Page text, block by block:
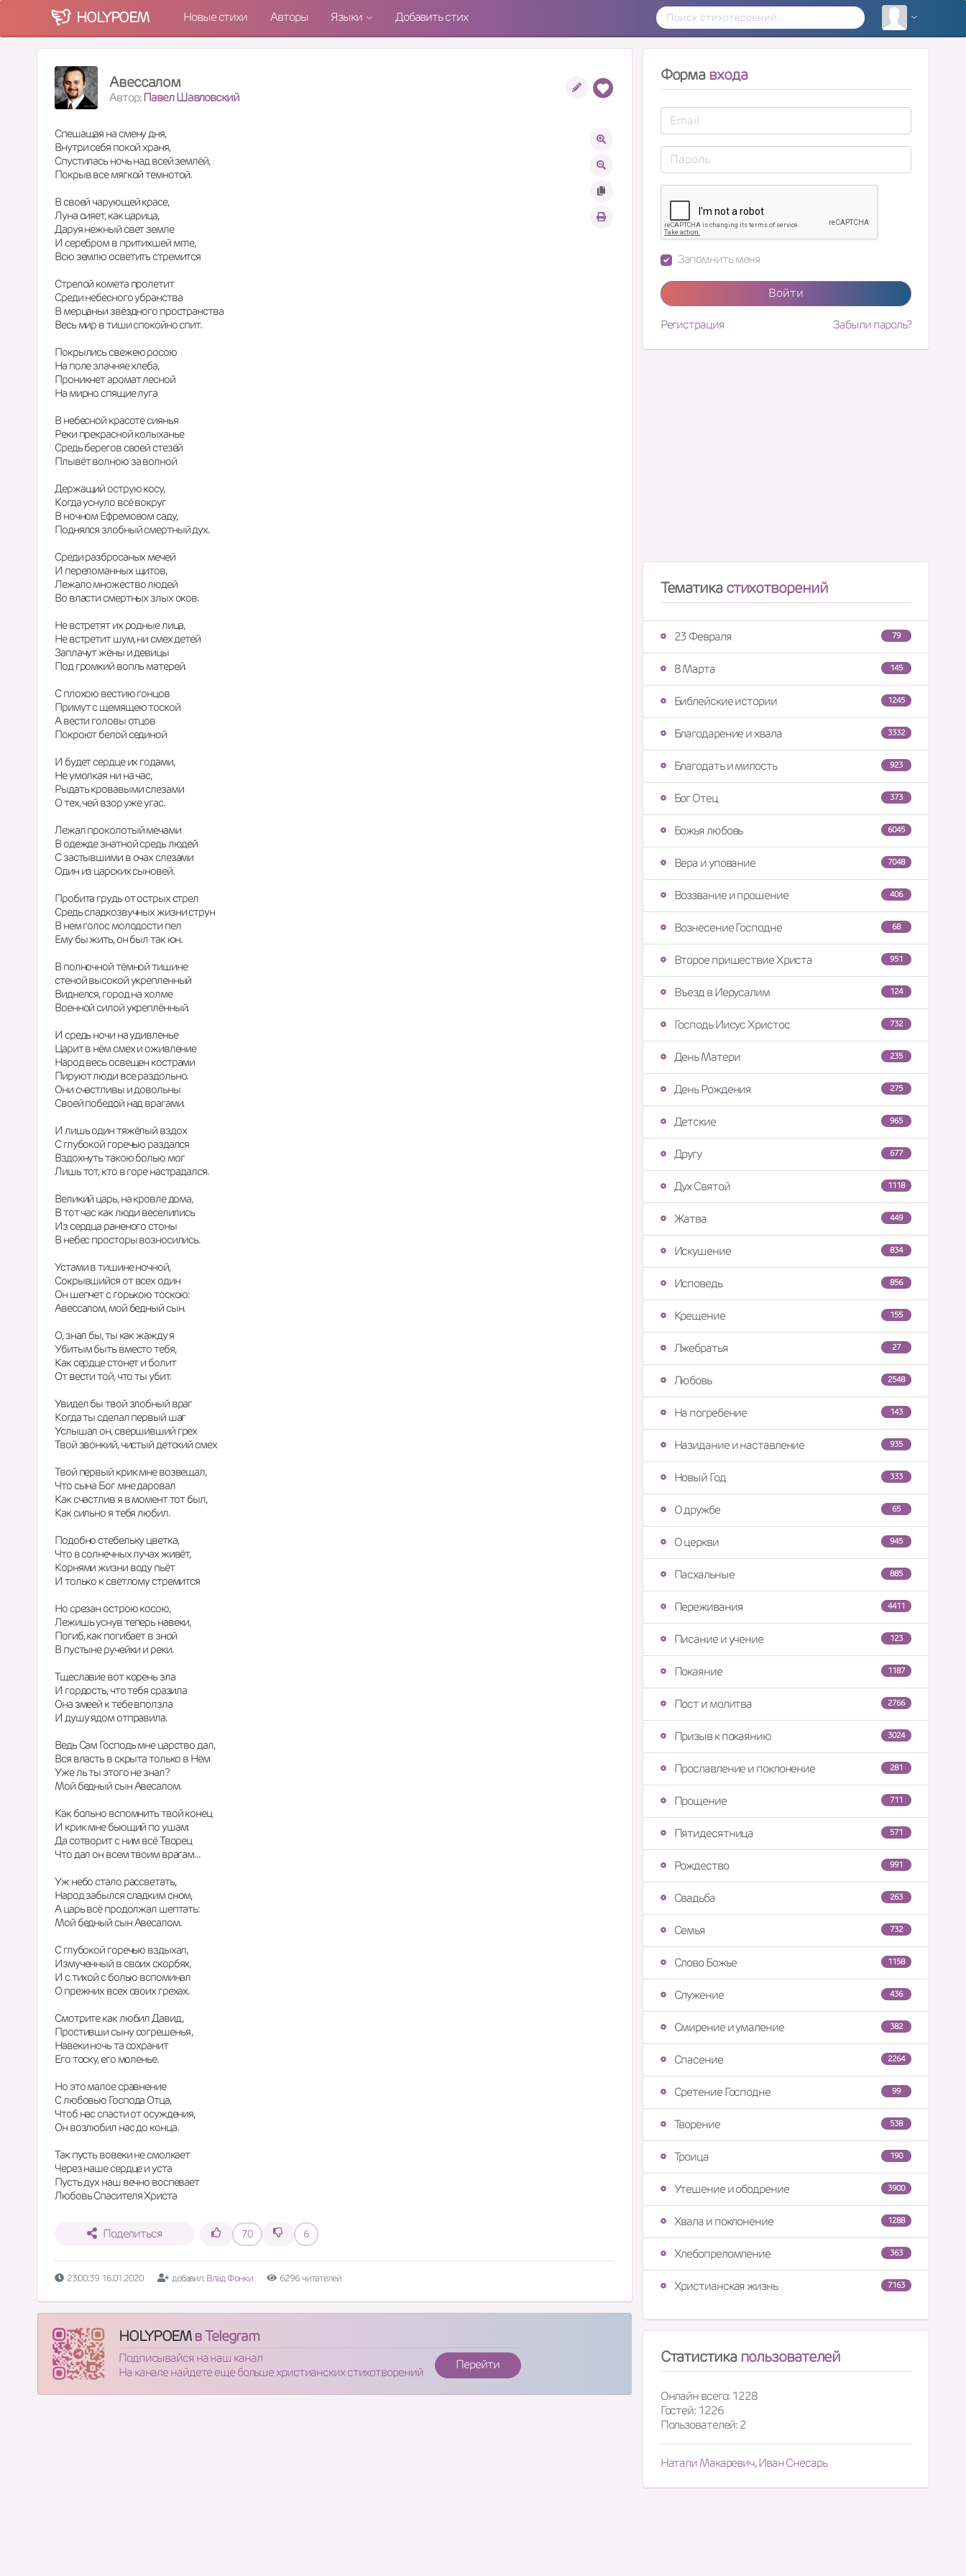
HOLYPOEM Новые стихи Авторы Языки Добавить стих
Авессалом
Автор:Павел Шавловский
Спешащая на смену дня,
Внутри себя покой храня,
Спустилась ночь над всей землёй,
Покрыв все мягкой темнотой.
В своей чарующей красе,
Луна сияет, как царица,
Даруя нежный свет земле
И серебром в притихшей мгле,
Всю землю осветить стремится
Стрелой комета пролетит
Среди небесного убранства
В мерцаньи звёздного пространства
Весь мир в тиши спокойно спит.
Покрылись свежею росою
На поле злачняе хлеба,
Проникнет аромат лесной
На мирно спящие луга
В небесной красоте сиянья
Реки прекрасной колыханье
Средь берегов своей стезёй
Плывёт волною за волной
Держащий острую косу,
Когда уснуло всё вокруг
В ночном Ефремовом саду,
Поднялся злобный смертный дух.
Среди разбросаных мечей
И переломанных щитов,
Лежало множество людей
Во власти смертных злых оков.
Не встретят их родные лица,
Не встретит шум, ни смех детей
Заплачут жёны и девицы
Под громкий вопль матерей.
С плохою вестию гонцов
Примут с щемящею тоской
А вести головы отцов
Покроют белой сединой
И будет сердце их годами,
Не умолкая ни на час,
Рыдать кровавыми слезами
О тех, чей взор уже угас.
Лежал проколотый мечами
В одежде знатной средь людей
С застывшими в очах слезами
Один из царских сыновей.
Пробита грудь от острых стрел
Средь сладкозвучных жизни струн
В нем голос молодости пел
Ему бы жить, он был так юн.
В полночной тёмной тишине
стеной высокой укрепленный
Виднелся, город на холме
Военной силой укреплённый.
И средь ночи на удивленье
Царит в нём смех и оживление
Народ весь освещен кострами
Пируют люди все раздольно.
Они счастливы и довольны
Своей победой над врагами.
И лишь один тяжёлый вздох
С глубокой горечью раздался
Вздохнуть такою болью мог
Лишь тот, кто в горе настрадался.
Великий царь, на кровле дома,
В тот час как люди веселились
Из сердца раненого стоны
В небес просторы возносились.
Устами в тишине ночной,
Сокрывшийся от всех один
Он шепчет с горькою тоскою:
Авессалом, мой бедный сын.
О, знал бы, ты как жажду я
Убитым быть вместо тебя,
Как сердце стонет и болит
От вести той, что ты убит.
Увидел бы твой злобный враг
Когда ты сделал первый шаг
Услышал он, свершивший грех
Твой звонкий, чистый детский смех
Твой первый крик мне возвещал,
Что сына Бог мне даровал
Как счастлив я в момент тот был,
Как сильно я тебя любил.
Подобно стебельку цветка,
Что в солнечных лучах живёт,
Корнями жизни воду пьёт
И только к светлому стремится
Но срезан острою косою,
Лежишь уснув теперь навеки,
Погиб, как погибает в зной
В пустыне ручейки и реки.
Тщеславие вот корень зла
И гордость, что тебя сразила
Она змеей к тебе вползла
И душу ядом отправила.
Ведь Сам Господь мне царство дал,
Вся власть в скрыта только в Нём
Уже ль ты этого не знал?
Мой бедный сын Авесалом.
Как больно вспомнить твой конец
И крик мне бьющий по ушам:
Да сотворит с ним всё Творец
Что дал он всем твоим врагам...
Уж небо стало рассветать,
Народ забылся сладким сном,
А царь всё продолжал шептать:
Мой бедный сын Авесалом.
С глубокой горечью вздыхал,
Измученный в своих скорбях,
И с тихой с болью вспоминал
О прежних всех своих грехах.
Смотрите как любил Давид ,
Простивши сыну согрешенья ,
Навеки ночь та сохранит
Его тоску, его моленье.
Но это малое сравнение
С любовью Господа Отца,
Чтоб нас спасти от осуждения,
Он возлюбил нас до конца.
Так пусть вовеки не смолкает
Через наше сердце и уста
Пусть дух наш вечно воспевает
Любовь Спасителя Христа
Поделиться 70 6
23:00:39 16.01.2020 добавил: Влад Фонки 6296 читателей
HOLYPOEMв Telegram
Подписывайся на наш канал
На канале найдете еще больше христианских стихотворений
Перейти
Форма входа
Запомнить меня
Войти
Регистрация Забыли пароль?
Тематикастихотворений
79
23 Февраля
145
8 Марта
1245
Библейские истории
3332
Благодарение и хвала
923
Благодать и милость
373
Бог Отец
6045
Божья любовь
7048
Вера и упование
406
Воззвание и прошение
68
Вознесение Господне
951
Второе пришествие Христа
124
Въезд в Иерусалим
732
Господь Иисус Христос
235
День Матери
275
День Рождения
965
Детские
677
Другу
1118
Дух Святой
449
Жатва
834
Искушение
856
Исповедь
155
Крещение
27
Лжебратья
2548
Любовь
143
На погребение
935
Назидание и наставление
333
Новый Год
65
О дружбе
945
О церкви
885
Пасхальные
4411
Переживания
123
Писание и учение
1187
Покаяние
2766
Пост и молитва
3024
Призыв к покаянию
281
Прославление и поклонение
711
Прощение
571
Пятидесятница
991
Рождество
263
Свадьба
732
Семья
1158
Слово Божье
436
Служение
382
Смирение и умаление
2264
Спасение
99
Сретение Господне
538
Творение
190
Троица
3900
Утешение и ободрение
1288
Хвала и поклонение
363
Хлебопреломление
7163
Христианская жизнь
Статистика пользователей
Онлайн всего: 1228
Гостей: 1226
Пользователей: 2
Натали Макаревич,Иван Снесарь